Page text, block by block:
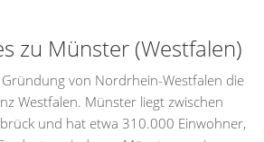
zu Münster (Westfalen)
von Nordrhein-Westfalen die
Westfalen. Münster liegt zwischen
und hat etwa 310.000 Einwohner,